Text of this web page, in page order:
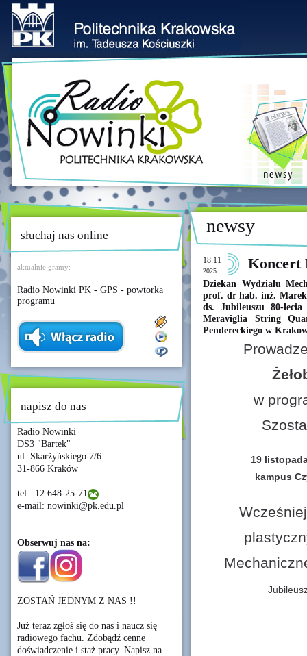
słuchaj nas online
aktualnie gramy:
Radio Nowinki PK - GPS - powtorka
programu
napisz do nas
Radio Nowinki
DS3 "Bartek"
ul. Skarżyńskiego 7/6
31-866 Kraków
tel.: 12 648-25-71
e-mail: nowinki@pk.edu.pl
Obserwuj nas na:
ZOSTAŃ JEDNYM Z NAS !!
Już teraz zgłoś się do nas i naucz się
radiowego fachu. Zdobądź cenne
doświadczenie i staż pracy. Napisz na
newsy
18.11
2025 Koncert
Dziekan Wydziału
prof. dr hab. inż. Marek
ds. Jubileuszu 80-
Meraviglia String
Pendereckiego w
w
19
kampus